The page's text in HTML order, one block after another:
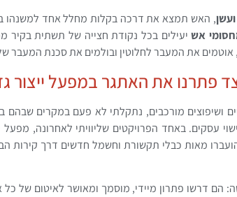
, האש תמצא את דרכה בקלות מחלל אחד למשנהו
אשיעילים בכל נקודת חצייה של תשתית בקיר
את המעבר לחלוטין ובולמים את סכנת המעבר
פתרנו את האתגר במפעל ייצור
ושיפוצים מורכבים, נתקלתי לא פעם במקרים שבהם
עסקים. באחד הפרויקטים שליוויתי לאחרונה, מפעל
מאות כבלי תקשורת וחשמל חדשים דרך קירות
הם דרשו פתרון מיידי, מוסמך ומאושר לאיטום של כל